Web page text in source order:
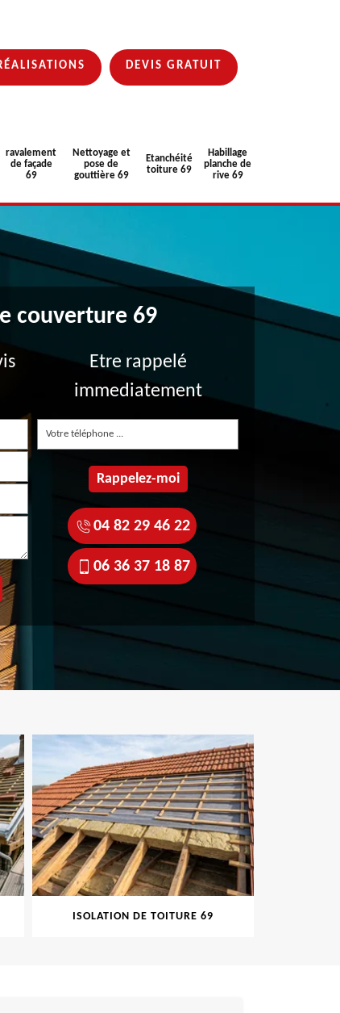
DEVIS GRATUIT
ravalement
de façade
69
Nettoyage et
pose de
gouttière 69
Etanchéité
toiture 69
Habillage
planche de
rive 69
couverture 69
Etre rappelé
immediatement
04 82 29 46 22
06 36 37 18 87
ISOLATION DE TOITURE 69